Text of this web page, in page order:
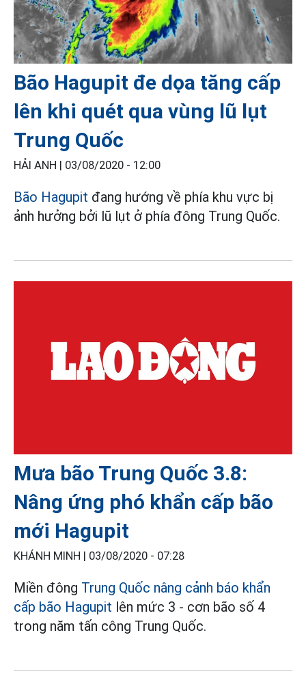
Bão Hagupit đe dọa tăng cấp
lên khi quét qua vùng lũ lụt
Trung Quốc
HẢI ANH | 03/08/2020 - 12:00
Bão Hagupit đang hướng về phía khu vực bị
ảnh hưởng bởi lũ lụt ở phía đông Trung Quốc.
Mưa bão Trung Quốc 3.8:
Nâng ứng phó khẩn cấp bão
mới Hagupit
KHÁNH MINH | 03/08/2020 - 07:28
Miền đông Trung Quốc nâng cảnh báo khẩn
cấp bão Hagupit lên mức 3 - cơn bão số 4
trong năm tấn công Trung Quốc.